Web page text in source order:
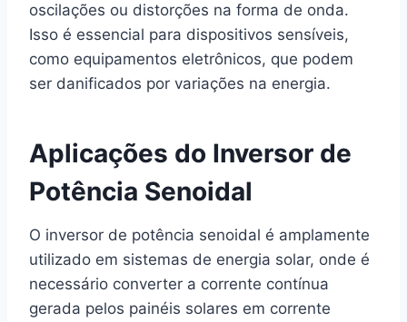
oscilações ou distorções na forma de onda.
Isso é essencial para dispositivos sensíveis,
como equipamentos eletrônicos, que podem
ser danificados por variações na energia.
Aplicações do Inversor de
Potência Senoidal
O inversor de potência senoidal é amplamente
utilizado em sistemas de energia solar, onde é
necessário converter a corrente contínua
gerada pelos painéis solares em corrente